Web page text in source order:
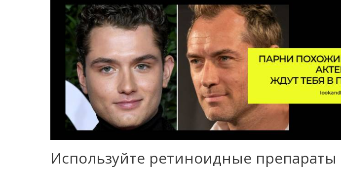
Используйте ретиноидные препараты